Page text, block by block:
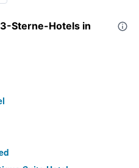
Sterne-Hotels in